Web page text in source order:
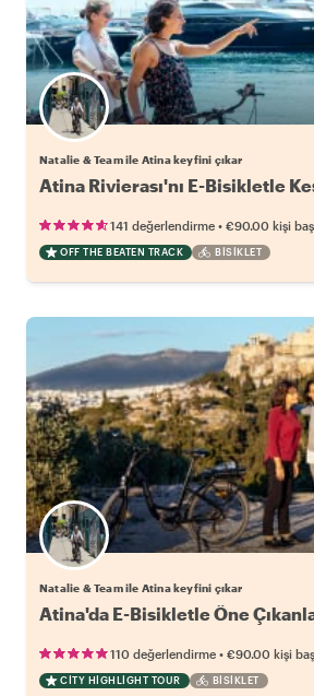
Natalie & Team ile Atina keyfini çıkar
Atina Rivierası'nı E-Bisikletle
141 değerlendirme • €90.00 kişi
OFF THE BEATEN TRACK BISIKLET
Natalie & Team ile Atina keyfini çıkar
Atina'da E-Bisikletle Öne
110 değerlendirme • €90.00 kişi
CITY HIGHLIGHT TOUR BISIKLET